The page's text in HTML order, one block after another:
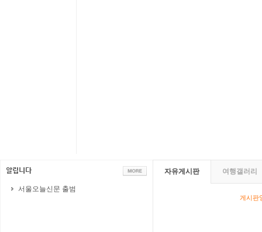
서울오늘신문 출범
자유게시판 여행갤러리
게시판